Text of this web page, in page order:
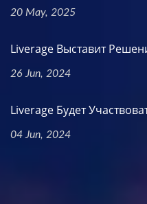
20 May, 2025
Liverage Выставит
26 Jun, 2024
Liverage Будет
04 Jun, 2024